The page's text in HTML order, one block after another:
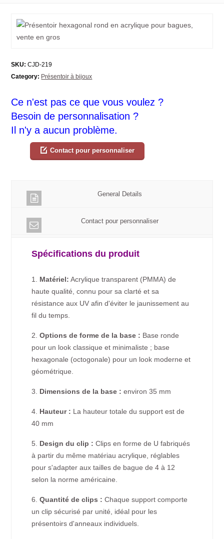
SKU: CJD-219
Category: Présentoir à bijoux
Ce n'est pas ce que vous voulez ?
Besoin de personnalisation ?
Il n'y a aucun problème.
Contact pour personnaliser
General Details
Contact pour personnaliser
Spécifications du produit
1. Matériel: Acrylique transparent (PMMA) de
haute qualité, connu pour sa clarté et sa
résistance aux UV afin d'éviter le jaunissement au
fil du temps.
2.Options de forme de la base : Base ronde
pour un look classique et minimaliste ; base
hexagonale (octogonale) pour un look moderne et
géométrique.
3. Dimensions de la base : environ 35 mm
4. Hauteur : La hauteur totale du support est de
40 mm
5. Design du clip : Clips en forme de U fabriqués
à partir du même matériau acrylique, réglables
pour s'adapter aux tailles de bague de 4 à 12
selon la norme américaine.
6.Quantité de clips : Chaque support comporte
un clip sécurisé par unité, idéal pour les
présentoirs d'anneaux individuels.